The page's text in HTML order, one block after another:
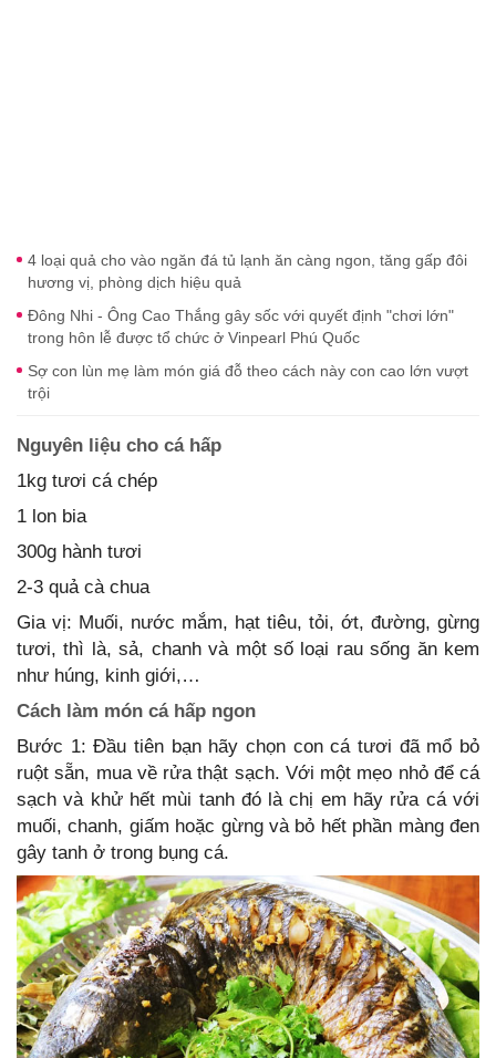
4 loại quả cho vào ngăn đá tủ lạnh ăn càng ngon, tăng gấp đôi
hương vị, phòng dịch hiệu quả
Đông Nhi - Ông Cao Thắng gây sốc với quyết định "chơi lớn"
trong hôn lễ được tổ chức ở Vinpearl Phú Quốc
Sợ con lùn mẹ làm món giá đỗ theo cách này con cao lớn vượt
trội
Nguyên liệu cho cá hấp
1kg tươi cá chép
1 lon bia
300g hành tươi
2-3 quả cà chua
Gia vị: Muối, nước mắm, hạt tiêu, tỏi, ớt, đường, gừng
tươi, thì là, sả, chanh và một số loại rau sống ăn kem
như húng, kinh giới,…
Cách làm món cá hấp ngon
Bước 1: Đầu tiên bạn hãy chọn con cá tươi đã mổ bỏ
ruột sẵn, mua về rửa thật sạch. Với một mẹo nhỏ để cá
sạch và khử hết mùi tanh đó là chị em hãy rửa cá với
muối, chanh, giấm hoặc gừng và bỏ hết phần màng đen
gây tanh ở trong bụng cá.